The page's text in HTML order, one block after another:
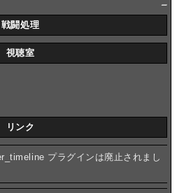
戦闘処理
視聴室
リンク
プラグインは廃止されまし